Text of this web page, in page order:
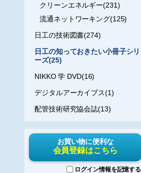
クリーンエネルギー(231)
流通ネットワーキング(125)
日工の技術図書(274)
日工の知っておきたい小冊子シリ
ーズ(25)
NIKKO 学 DVD(16)
デジタルアーカイブス(1)
配管技術研究協会誌(13)
お買い物に便利な
会員登録はこちら
ログイン情報を記憶する